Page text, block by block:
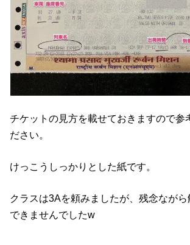
チケットの見方を載せておきますので参
ださい。
けっこうしっかりとした紙です。
クラスは3Aを頼みましたが、残念なが
できませんでしたw